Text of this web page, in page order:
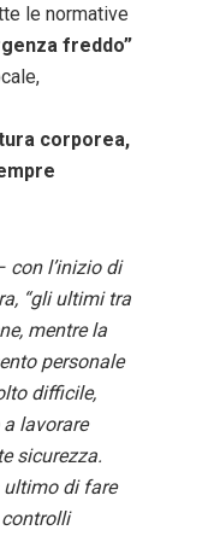
le normative
freddo”
corporea,
con l’inizio di
“gli ultimi tra
mentre la
personale
difficile,
lavorare
sicurezza.
ultimo di fare